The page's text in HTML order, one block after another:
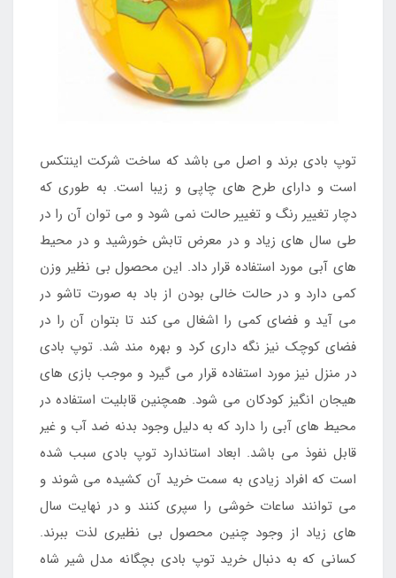
توپ بادی برند و اصل می باشد که ساخت شرکت اینتکس
است و دارای طرح های چاپی و زیبا است. به طوری که
دچار تغییر رنگ و تغییر حالت نمی شود و می توان آن را در
طی سال های زیاد و در معرض تابش خورشید و در محیط
های آبی مورد استفاده قرار داد. این محصول بی نظیر وزن
کمی دارد و در حالت خالی بودن از باد به صورت تاشو در
می آید و فضای کمی را اشغال می کند تا بتوان آن را در
فضای کوچک نیز نگه داری کرد و بهره مند شد. توپ بادی
در منزل نیز مورد استفاده قرار می گیرد و موجب بازی های
هیجان انگیز کودکان می شود. همچنین قابلیت استفاده در
محیط های آبی را دارد که به دلیل وجود بدنه ضد آب و غیر
قابل نفوذ می باشد. ابعاد استاندارد توپ بادی سبب شده
است که افراد زیادی به سمت خرید آن کشیده می شوند و
می توانند ساعات خوشی را سپری کنند و در نهایت سال
های زیاد از وجود چنین محصول بی نظیری لذت ببرند.
کسانی که به دنبال خرید توپ بادی بچگانه مدل شیر شاه